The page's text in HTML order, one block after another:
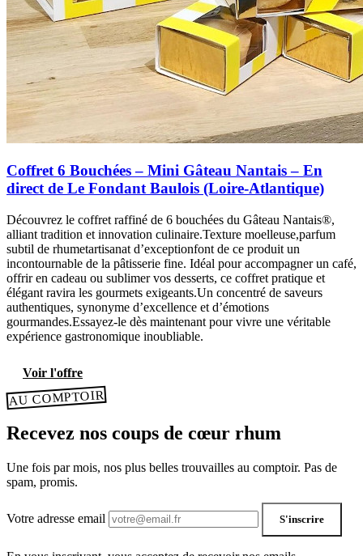
Coffret 6 Bouchées – Mini Gâteau Nantais – En
direct de Le Fondant Baulois (Loire-Atlantique)
Découvrez le coffret raffiné de 6 bouchées du Gâteau Nantais®,
alliant tradition et innovation culinaire.Texture moelleuse,parfum
subtil de rhumetartisanat d’exceptionfont de ce produit un
incontournable de la pâtisserie fine. Idéal pour accompagner un café,
offrir en cadeau ou sublimer vos desserts, ce coffret pratique et
élégant ravira les gourmets exigeants.Un concentré de saveurs
authentiques, synonyme d’excellence et d’émotions
gourmandes.Essayez-le dès maintenant pour vivre une véritable
expérience gastronomique inoubliable.
Voir l'offre
AU COMPTOIR
Recevez nos coups de cœur rhum
Une fois par mois, nos plus belles trouvailles au comptoir. Pas de
spam, promis.
Votre adresse email S'inscrire